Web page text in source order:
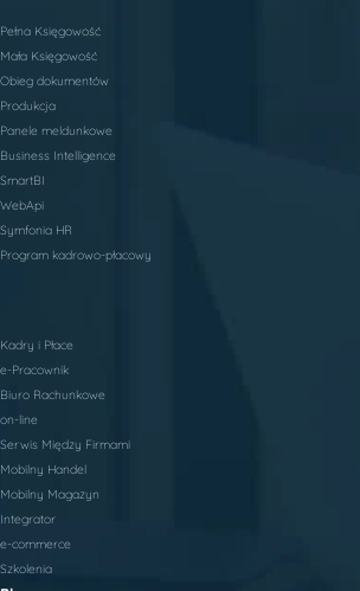
Pełna Księgowość
Mała Księgowość
Obieg dokumentów
Produkcja
Panele meldunkowe
Business Intelligence
SmartBI
WebApi
Symfonia HR
Program kadrowo-płacowy
Kadry i Płace
e-Pracownik
Biuro Rachunkowe
on-line
Serwis Między Firmami
Mobilny Handel
Mobilny Magazyn
Integrator
e-commerce
Szkolenia